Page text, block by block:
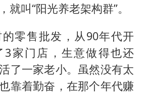
就叫“阳光养老架构群”。
零售批发，从90年代开
3家门店，生意做得也还
了一家老小。虽然没有太
靠着勤奋，在那个年代赚